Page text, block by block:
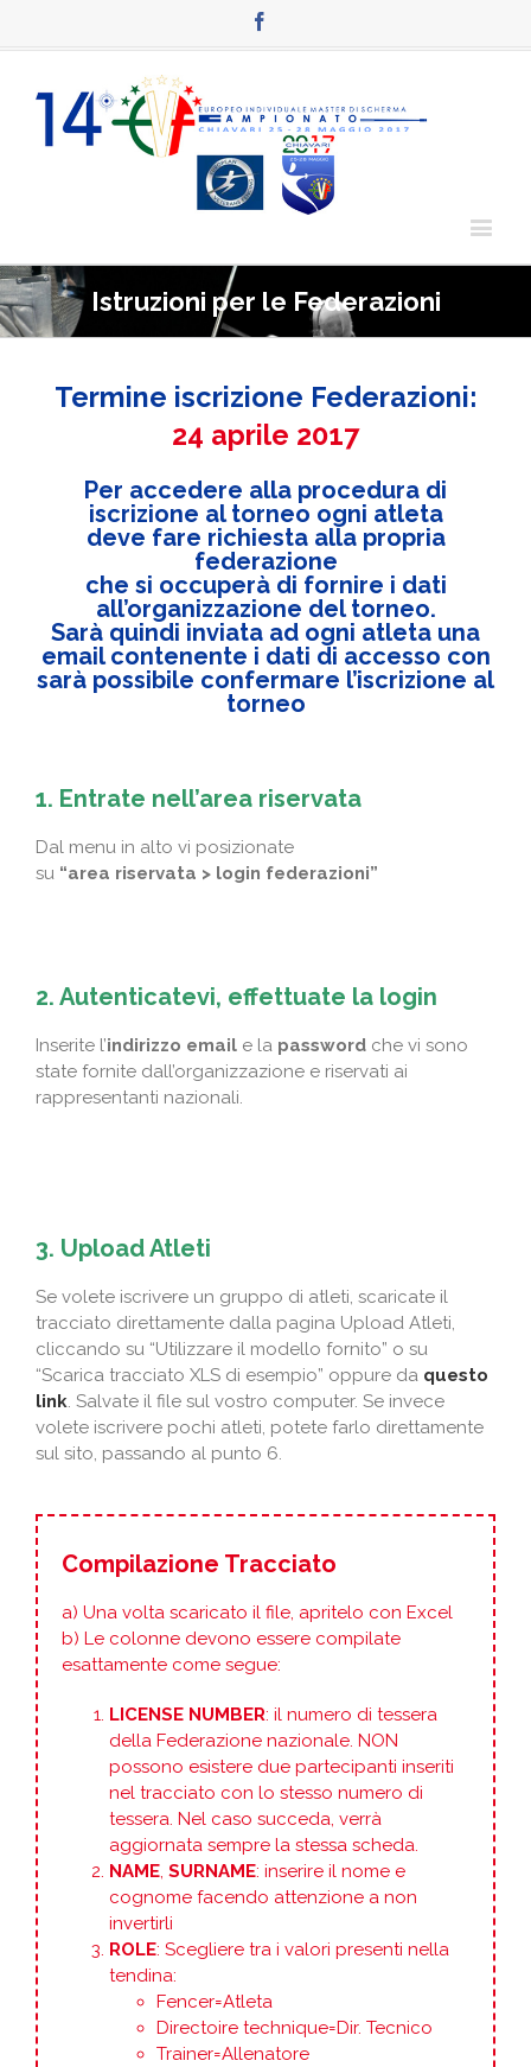
Istruzioni per le Federazioni
Termine iscrizione Federazioni:
24 aprile 2017
Per accedere alla procedura di
iscrizione al torneo ogni atleta
deve fare richiesta alla propria
federazione
che si occuperà di fornire i dati
all’organizzazione del torneo.
Sarà quindi inviata ad ogni atleta una
email contenente i dati di accesso con
sarà possibile confermare l’iscrizione al
torneo
1. Entrate nell’area riservata
Dal menu in alto vi posizionate
su “area riservata > login federazioni”
2. Autenticatevi, effettuate la login
Inserite l’indirizzo email e la password che vi sono
state fornite dall’organizzazione e riservati ai
rappresentanti nazionali.
3. Upload Atleti
Se volete iscrivere un gruppo di atleti, scaricate il
tracciato direttamente dalla pagina Upload Atleti,
cliccando su “Utilizzare il modello fornito” o su
“Scarica tracciato XLS di esempio” oppure da questo
link. Salvate il file sul vostro computer. Se invece
volete iscrivere pochi atleti, potete farlo direttamente
sul sito, passando al punto 6.
Compilazione Tracciato
a) Una volta scaricato il file, apritelo con Excel
b) Le colonne devono essere compilate
esattamente come segue:
LICENSE NUMBER: il numero di tessera
della Federazione nazionale. NON
possono esistere due partecipanti inseriti
nel tracciato con lo stesso numero di
tessera. Nel caso succeda, verrà
aggiornata sempre la stessa scheda.
NAME, SURNAME: inserire il nome e
cognome facendo attenzione a non
invertirli
ROLE: Scegliere tra i valori presenti nella
tendina:
Fencer=Atleta
Directoire technique=Dir. Tecnico
Trainer=Allenatore